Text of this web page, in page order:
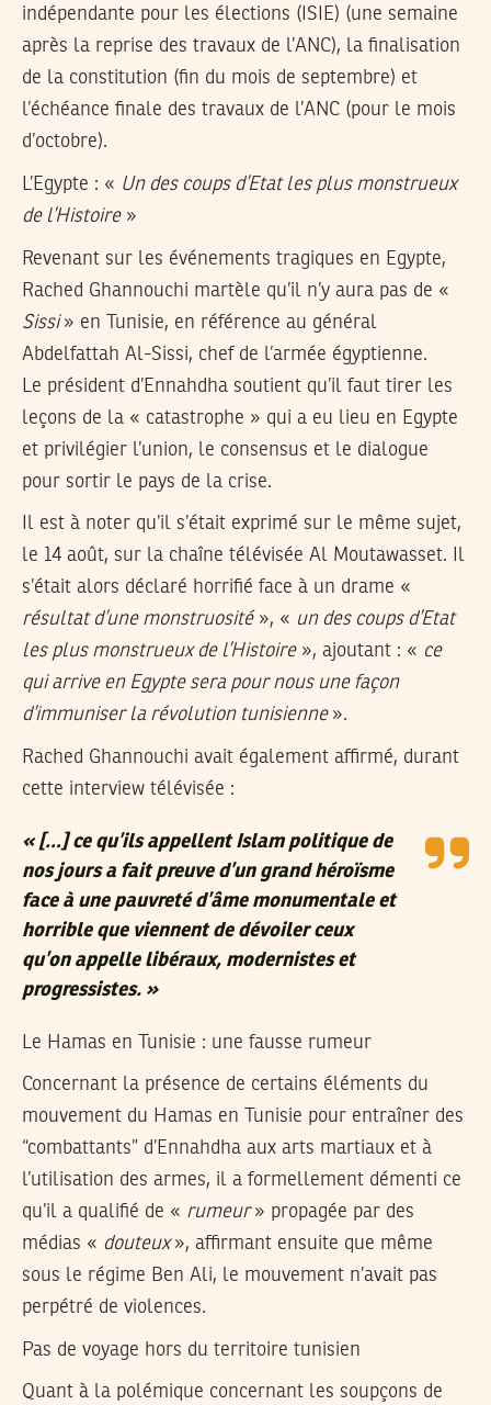
indépendante pour les élections (ISIE) (une semaine
après la reprise des travaux de l’ANC), la finalisation
de la constitution (fin du mois de septembre) et
l’échéance finale des travaux de l’ANC (pour le mois
d’octobre).
L’Egypte : « Un des coups d’Etat les plus monstrueux
de l’Histoire»
Revenant sur les événements tragiques en Egypte,
Rached Ghannouchi martèle qu’il n’y aura pas de «
Sissi» en Tunisie, en référence au général
Abdelfattah Al-Sissi, chef de l’armée égyptienne.
Le président d’Ennahdha soutient qu’il faut tirer les
leçons de la « catastrophe » qui a eu lieu en Egypte
et privilégier l’union, le consensus et le dialogue
pour sortir le pays de la crise.
Il est à noter qu’il s’était exprimé sur le même sujet,
le 14 août, sur la chaîne télévisée Al Moutawasset. Il
s’était alors déclaré horrifié face à un drame «
résultat d’une monstruosité», « un des coups d’Etat
les plus monstrueux de l’Histoire», ajoutant : « ce
qui arrive en Egypte sera pour nous une façon
d’immuniser la révolution tunisienne ».
Rached Ghannouchi avait également affirmé, durant
cette interview télévisée :
« […] ce qu’ils appellent Islam politique de
nos jours a fait preuve d’un grand héroïsme
face à une pauvreté d’âme monumentale et
horrible que viennent de dévoiler ceux
qu’on appelle libéraux, modernistes et
progressistes. »
Le Hamas en Tunisie : une fausse rumeur
Concernant la présence de certains éléments du
mouvement du Hamas en Tunisie pour entraîner des
“combattants” d’Ennahdha aux arts martiaux et à
l’utilisation des armes, il a formellement démenti ce
qu’il a qualifié de « rumeur» propagée par des
médias « douteux», affirmant ensuite que même
sous le régime Ben Ali, le mouvement n’avait pas
perpétré de violences.
Pas de voyage hors du territoire tunisien
Quant à la polémique concernant les soupçons de